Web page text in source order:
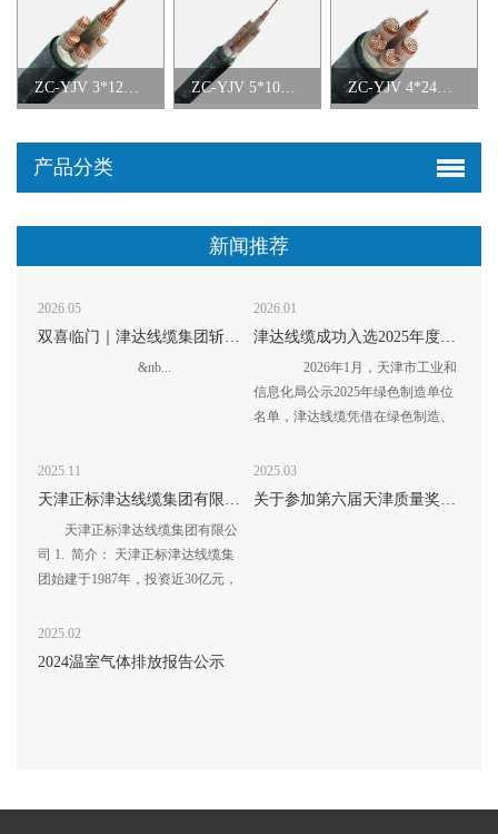
ZC-YJV 5*10铜芯交联聚乙烯绝缘聚氯乙烯护套阻燃C类电力电缆 ZC-YJV 4*240+1*120铜芯交联聚乙烯绝缘聚氯乙烯护套阻燃C类电力电缆
产品分类
新闻推荐
2026.05
双喜临门｜津达线缆集团斩获2026线缆行业多项重磅荣誉！
&nb...
2026.01
津达线缆成功入选2025年度天津市“绿色工厂”名单
2026年1月，天津市工业和
信息化局公示2025年绿色制造单位
名单，津达线缆凭借在绿色制造、
2025.11
天津正标津达线缆集团有限公
司 1. 简介： 天津正标津达线缆集
团始建于1987年，投资近30亿元，
东...
2025.03
2025.02
2024温室气体排放报告公示